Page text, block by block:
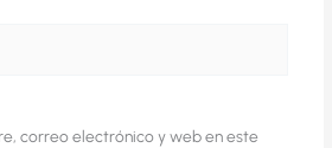
correo electrónico y web en este